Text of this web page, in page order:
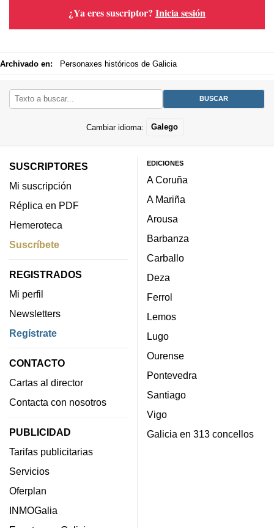
¿Ya eres suscriptor? Inicia sesión
Archivado en: Personaxes históricos de Galicia
Cambiar idioma: Galego
SUSCRIPTORES
Mi suscripción
Réplica en PDF
Hemeroteca
Suscríbete
REGISTRADOS
Mi perfil
Newsletters
Regístrate
CONTACTO
Cartas al director
Contacta con nosotros
PUBLICIDAD
Tarifas publicitarias
Servicios
Oferplan
INMOGalia
EDICIONES
A Coruña
A Mariña
Arousa
Barbanza
Carballo
Deza
Ferrol
Lemos
Lugo
Ourense
Pontevedra
Santiago
Vigo
Galicia en 313 concellos